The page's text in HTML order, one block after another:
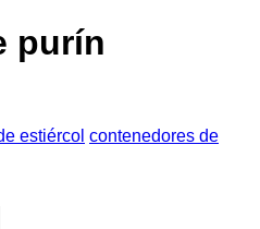
purín
estiércol contenedores de